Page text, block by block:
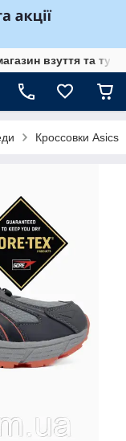
магазин взуття та
Кроссовки Asics